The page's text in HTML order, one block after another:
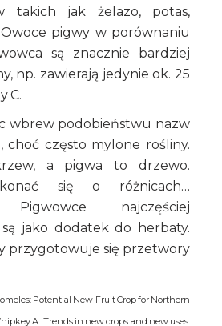
takich jak żelazo, potas,
pigwy w porównaniu
są znacznie bardziej
np. zawierają jedynie ok. 25
C.
wbrew podobieństwu nazw
choć często mylone rośliny.
a pigwa to drzewo.
się o różnicach…
najczęściej
jako dodatek do herbaty.
przygotowuje się przetwory
Potential New Fruit Crop for Northern
A.: Trends in new crops and new uses.